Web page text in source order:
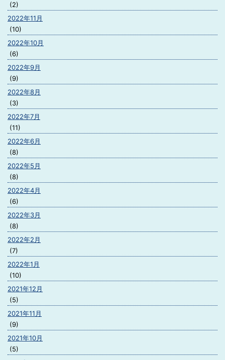
(2)
2022年11月
(10)
2022年10月
(6)
2022年9月
(9)
2022年8月
(3)
2022年7月
(11)
2022年6月
(8)
2022年5月
(8)
2022年4月
(6)
2022年3月
(8)
2022年2月
(7)
2022年1月
(10)
2021年12月
(5)
2021年11月
(9)
2021年10月
(5)